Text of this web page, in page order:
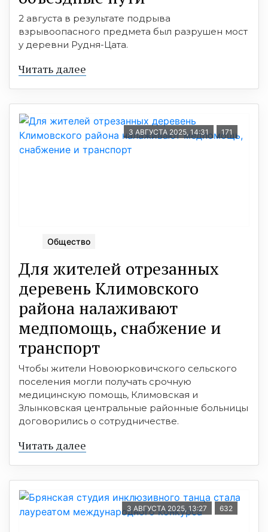
2 августа в результате подрыва
взрывоопасного предмета был разрушен мост
у деревни Рудня-Цата.
Читать далее
3 АВГУСТА 2025, 14:31 171
Общество
Для жителей отрезанных
деревень Климовского
района налаживают
медпомощь, снабжение и
транспорт
Чтобы жители Новоюрковичского сельского
поселения могли получать срочную
медицинскую помощь, Климовская и
Злынковская центральные районные больницы
договорились о сотрудничестве.
Читать далее
3 АВГУСТА 2025, 13:27 632